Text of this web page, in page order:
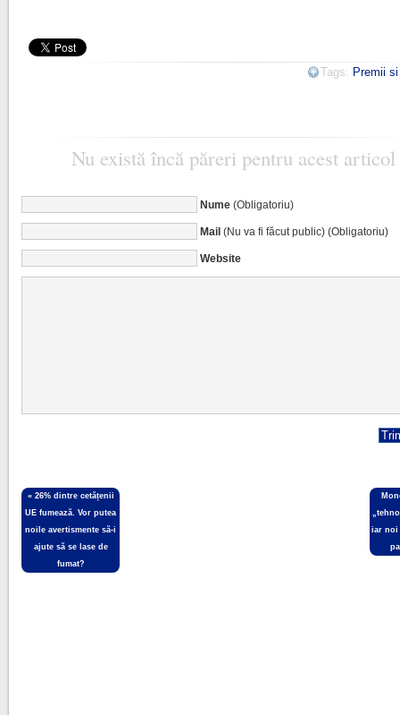
Tags: Premii
Nu există încă păreri pentru acest articol
Nume(Obligatoriu)
Mail(Nu va fi făcut public) (Obligatoriu)
Website
« 26% dintre cetățenii
UE fumează. Vor putea
noile avertismente să-i
ajute să se lase de
fumat?
iar noi